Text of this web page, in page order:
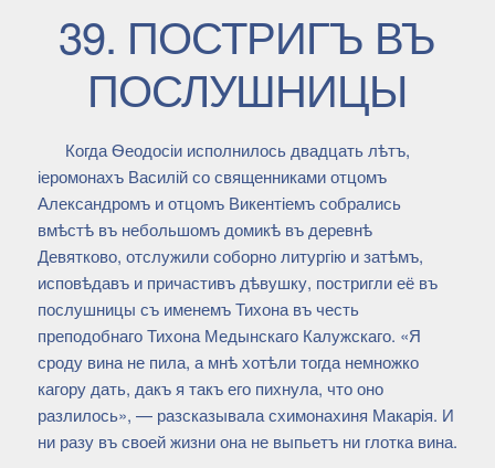
39. ПОСТРИГЪ ВЪ
ПОСЛУШНИЦЫ
Когда Ѳеодосіи исполнилось двадцать лѣтъ,
іеромонахъ Василій со священниками отцомъ
Александромъ и отцомъ Викентіемъ собрались
вмѣстѣ въ небольшомъ домикѣ въ деревнѣ
Девятково, отслужили соборно литургію и затѣмъ,
исповѣдавъ и причастивъ дѣвушку, постригли её въ
послушницы съ именемъ Тихона въ честь
преподобнаго Тихона Медынскаго Калужскаго. «Я
сроду вина не пила, а мнѣ хотѣли тогда немножко
кагору дать, дакъ я такъ его пихнула, что оно
разлилось», — разсказывала схимонахиня Макарія. И
ни разу въ своей жизни она не выпьетъ ни глотка вина.